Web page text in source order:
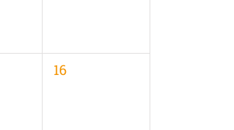
0
16